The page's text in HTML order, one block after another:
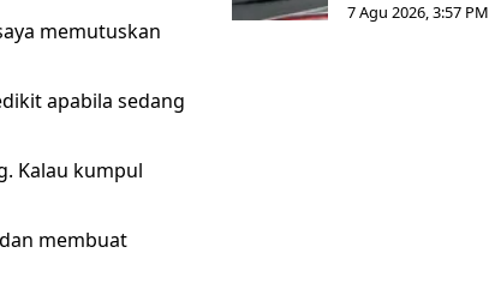
memutuskan
apabila sedang
Kalau kumpul
membuat
7 Agu 2026, 3:57 PM